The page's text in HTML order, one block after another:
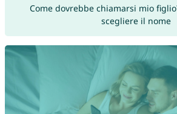
Come dovrebbe chiamarsi mio
scegliere il nome